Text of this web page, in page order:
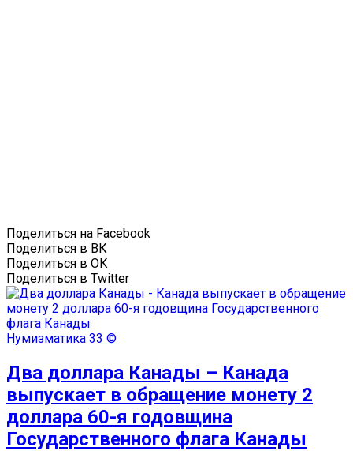
Поделиться на Facebook
Поделиться в ВК
Поделиться в ОК
Поделиться в Twitter
Нумизматика 33 ©
Два доллара Канады – Канада
выпускает в обращение монету 2
доллара 60-я годовщина
Государственного флага Канады